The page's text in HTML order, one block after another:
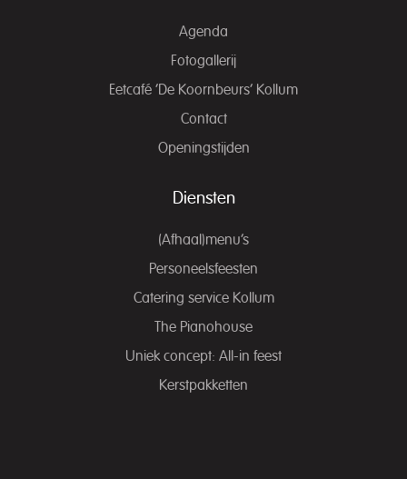
Agenda
Fotogallerij
Eetcafé ‘De Koornbeurs’ Kollum
Contact
Openingstijden
Diensten
(Afhaal)menu’s
Personeelsfeesten
Catering service Kollum
The Pianohouse
Uniek concept: All-in feest
Kerstpakketten